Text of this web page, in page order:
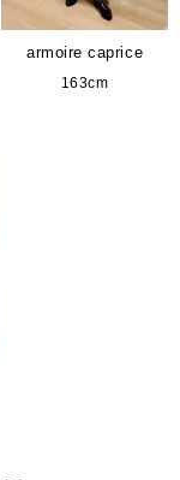
armoire caprice
163cm